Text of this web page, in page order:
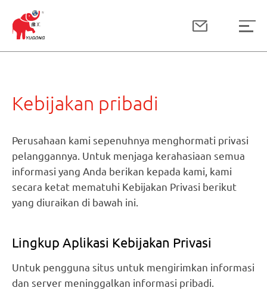
Kebijakan pribadi
Perusahaan kami sepenuhnya menghormati privasi
pelanggannya. Untuk menjaga kerahasiaan semua
informasi yang Anda berikan kepada kami, kami
secara ketat mematuhi Kebijakan Privasi berikut
yang diuraikan di bawah ini.
Lingkup Aplikasi Kebijakan Privasi
Untuk pengguna situs untuk mengirimkan informasi
dan server meninggalkan informasi pribadi.